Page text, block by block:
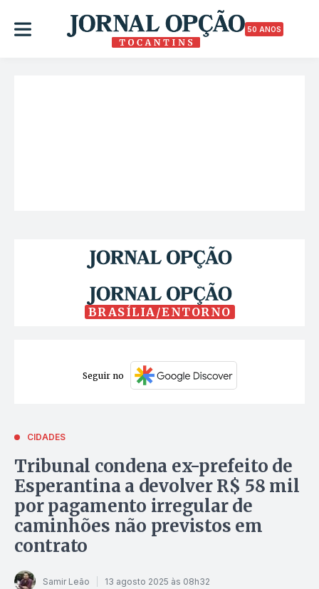
50 ANOS
BRASÍLIA/ENTORNO
Seguir no
CIDADES
Tribunal condena ex-prefeito de
Esperantina a devolver R$ 58 mil
por pagamento irregular de
caminhões não previstos em
contrato
Samir Leão 13 agosto 2025 às 08h32